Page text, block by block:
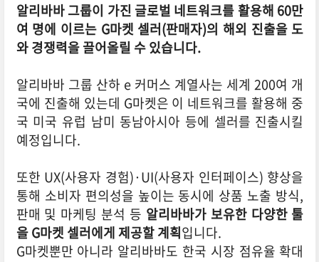
알리바바 그룹이 가진 글로벌 네트워크를 활용해 60만
여 명에 이르는 G마켓 셀러(판매자)의 해외 진출을 도
와 경쟁력을 끌어올릴 수 있습니다.
알리바바 그룹 산하 e 커머스 계열사는 세계 200여 개
국에 진출해 있는데 G마켓은 이 네트워크를 활용해 중
국 미국 유럽 남미 동남아시아 등에 셀러를 진출시킬
예정입니다.
또한 UX(사용자 경험)·UI(사용자 인터페이스) 향상을
통해 소비자 편의성을 높이는 동시에 상품 노출 방식,
판매 및 마케팅 분석 등 알리바바가 보유한 다양한 툴
을 G마켓 셀러에게 제공할 계획입니다.
G마켓뿐만 아니라 알리바바도 한국 시장 점유율 확대